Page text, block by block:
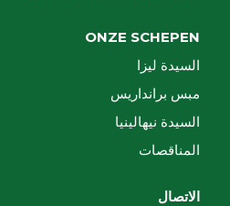
ONZE SCHEPEN
السيدة ليزا
مبس برانداريس
السيدة نيهالينيا
المناقصات
الاتصال